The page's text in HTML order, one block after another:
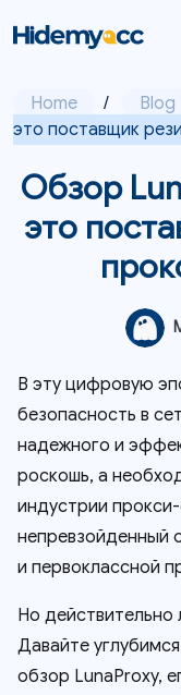
Home / Blog
это поставщик
Обзор
это
В эту цифровую
безопасность в
надежного и
роскошь, а
индустрии
непревзойденный
и первоклассной
Но
Давайте
обзор LunaProxy,